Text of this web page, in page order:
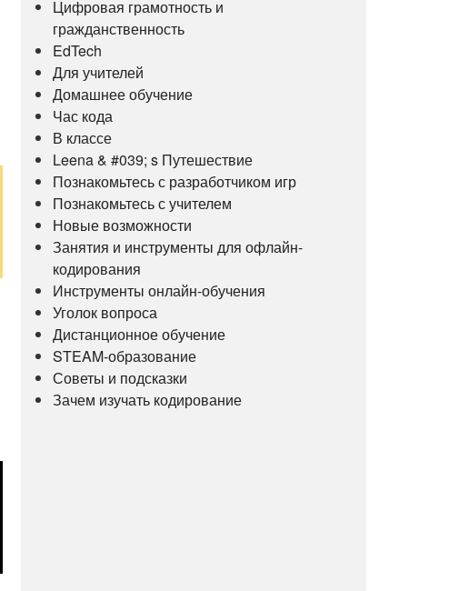
Цифровая грамотность и
гражданственность
EdTech
Для учителей
Домашнее обучение
Час кода
В классе
Leena & #039; s Путешествие
Познакомьтесь с разработчиком игр
Познакомьтесь с учителем
Новые возможности
Занятия и инструменты для офлайн-
кодирования
Инструменты онлайн-обучения
Уголок вопроса
Дистанционное обучение
STEAM-образование
Советы и подсказки
Зачем изучать кодирование